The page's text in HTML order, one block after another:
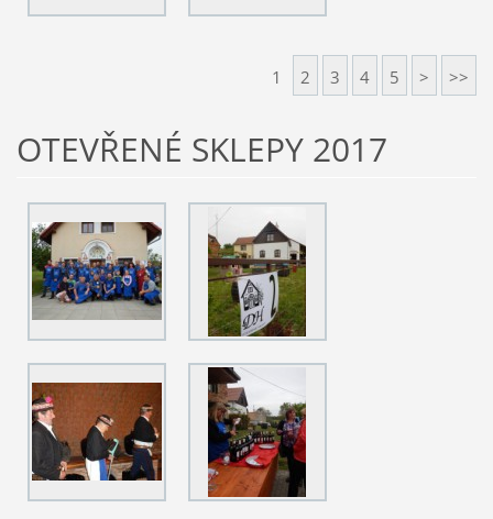
1 2 3 4 5 > >>
OTEVŘENÉ SKLEPY 2017